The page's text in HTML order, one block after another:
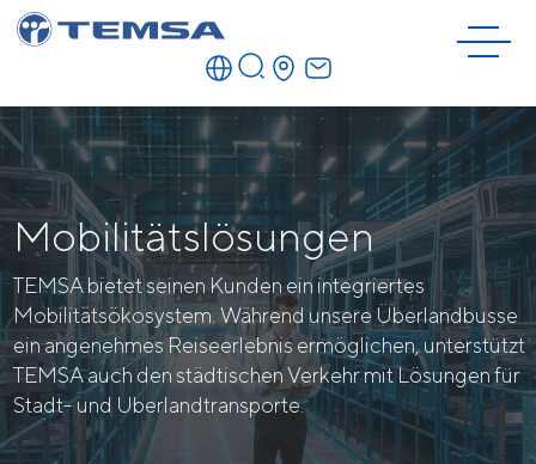
Mobilitätslösungen
TEMSA bietet seinen Kunden ein integriertes
Mobilitätsökosystem. Während unsere Überlandbusse
ein angenehmes Reiseerlebnis ermöglichen, unterstützt
TEMSA auch den städtischen Verkehr mit Lösungen für
Stadt- und Uberlandtransporte.